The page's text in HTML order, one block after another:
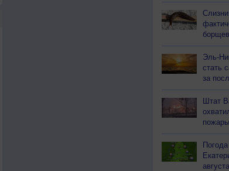
Эль-
стать
за
Штат
пожары
августа